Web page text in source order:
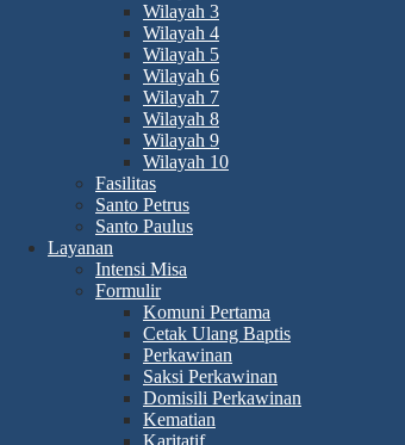
Wilayah 3
Wilayah 4
Wilayah 5
Wilayah 6
Wilayah 7
Wilayah 8
Wilayah 9
Wilayah 10
Fasilitas
Santo Petrus
Santo Paulus
Layanan
Intensi Misa
Formulir
Komuni Pertama
Cetak Ulang Baptis
Perkawinan
Saksi Perkawinan
Domisili Perkawinan
Kematian
Karitatif